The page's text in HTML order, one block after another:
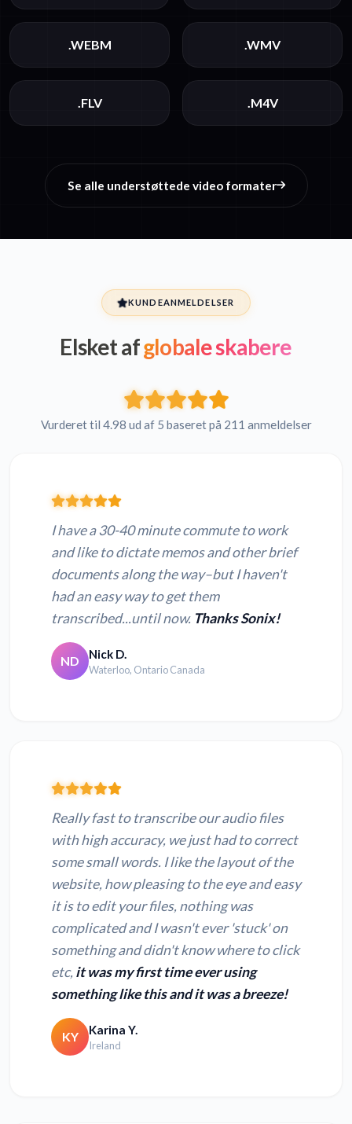
.WEBM .WMV
.FLV .M4V
Se alle understøttede video formater
KUNDEANMELDELSER
Elsket afglobale skabere
Vurderet til 4.98 ud af 5 baseret på 211 anmeldelser
I have a 30-40 minute commute to work
and like to dictate memos and other brief
documents along the way–but I haven't
had an easy way to get them
transcribed...until now. Thanks Sonix!
ND Nick D.
Waterloo, Ontario Canada
Really fast to transcribe our audio files
with high accuracy, we just had to correct
some small words. I like the layout of the
website, how pleasing to the eye and easy
it is to edit your files, nothing was
complicated and I wasn't ever 'stuck' on
something and didn't know where to click
etc, it was my first time ever using
something like this and it was a breeze!
KY Karina Y.
Ireland